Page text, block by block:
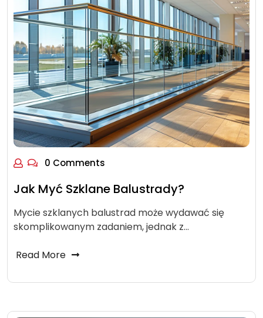
0 Comments
Jak Myć Szklane Balustrady?
Mycie szklanych balustrad może wydawać się
skomplikowanym zadaniem, jednak z…
Read More